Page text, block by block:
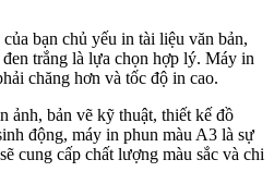
bạn chủ yếu in tài liệu văn bản,
trắng là lựa chọn hợp lý. Máy in
chăng hơn và tốc độ in cao.
ảnh, bản vẽ kỹ thuật, thiết kế đồ
động, máy in phun màu A3 là sự
cung cấp chất lượng màu sắc và chi